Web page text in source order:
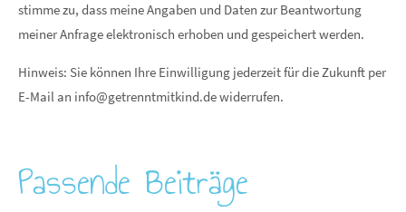
stimme zu, dass meine Angaben und Daten zur Beantwortung
meiner Anfrage elektronisch erhoben und gespeichert werden.
Hinweis: Sie können Ihre Einwilligung jederzeit für die Zukunft per
E-Mail an info@getrenntmitkind.dewiderrufen.
Passende Beiträge